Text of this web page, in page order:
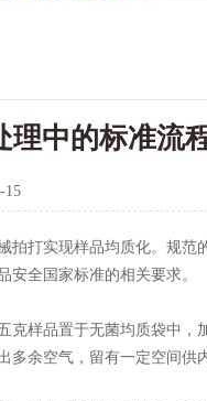
理中的标准流
15
拍打实现样品均质化。规范
全国家标准的相关要求。
样品置于无菌均质袋中，
余空气，留有一定空间供